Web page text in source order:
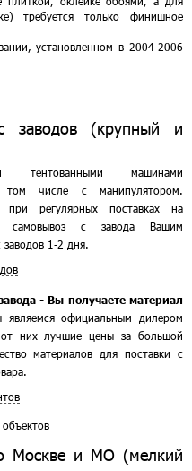
требуется только финишное
установленном в 2004-2006
заводов (крупный и
тентованными машинами
числе с манипулятором.
регулярных поставках на
самовывоз с завода Вашим
1-2 дня.
- Вы получаете материал
официальным дилером
от них лучшие цены за большой
материалов для поставки с
Москве и МО (мелкий